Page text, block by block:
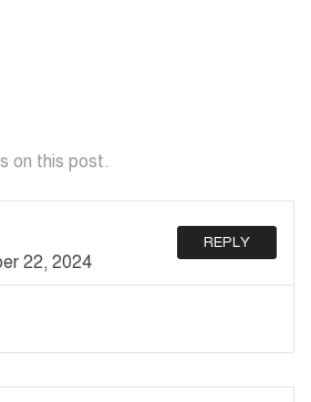
on this post.
22, 2024
REPLY